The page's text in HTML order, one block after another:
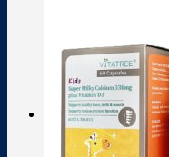
Thành phần thuốc
Giỏ hàng
Giỏ hàng